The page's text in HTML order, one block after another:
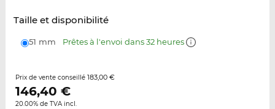
Taille et disponibilité
51 mm Prêtes à l'envoi dans 32 heures
Prix de vente conseillé 183,00 €
146,40 €
20.00% de TVA incl.